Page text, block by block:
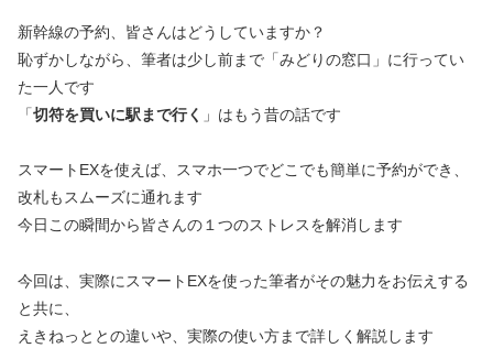
新幹線の予約、皆さんはどうしていますか？
恥ずかしながら、筆者は少し前まで「みどりの窓口」に行ってい
た一人です
「切符を買いに駅まで行く 」はもう昔の話です
スマートEXを使えば、スマホ一つでどこでも簡単に予約ができ、
改札もスムーズに通れます
今日この瞬間から皆さんの１つのストレスを解消します
今回は、実際にスマートEXを使った筆者がその魅力をお伝えする
と共に、
えきねっととの違いや、実際の使い方まで詳しく解説します